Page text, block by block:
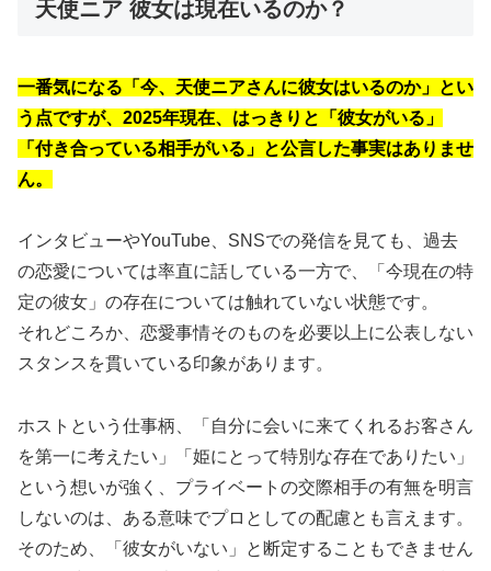
天使ニア 彼女は現在いるのか？
一番気になる「今、天使ニアさんに彼女はいるのか」とい
う点ですが、2025年現在、はっきりと「彼女がいる」
「付き合っている相手がいる」と公言した事実はありませ
ん。
インタビューやYouTube、SNSでの発信を見ても、過去
の恋愛については率直に話している一方で、「今現在の特
定の彼女」の存在については触れていない状態です。
それどころか、恋愛事情そのものを必要以上に公表しない
スタンスを貫いている印象があります。
ホストという仕事柄、「自分に会いに来てくれるお客さん
を第一に考えたい」「姫にとって特別な存在でありたい」
という想いが強く、プライベートの交際相手の有無を明言
しないのは、ある意味でプロとしての配慮とも言えます。
そのため、「彼女がいない」と断定することもできません